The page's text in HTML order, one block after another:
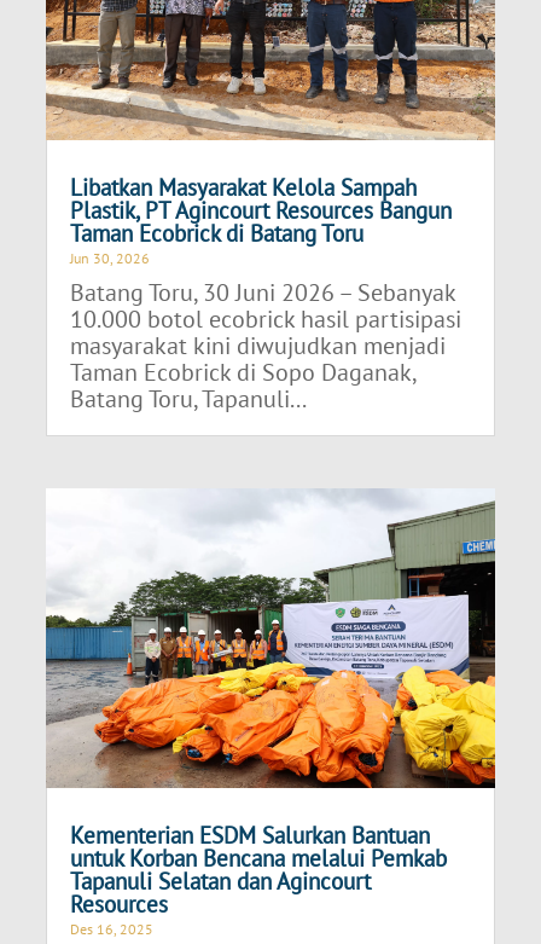
Libatkan Masyarakat Kelola Sampah
Plastik, PT Agincourt Resources Bangun
Taman Ecobrick di Batang Toru
Jun 30, 2026
Batang Toru, 30 Juni 2026 – Sebanyak
10.000 botol ecobrick hasil partisipasi
masyarakat kini diwujudkan menjadi
Taman Ecobrick di Sopo Daganak,
Batang Toru, Tapanuli...
Kementerian ESDM Salurkan Bantuan
untuk Korban Bencana melalui Pemkab
Tapanuli Selatan dan Agincourt
Resources
Des 16, 2025